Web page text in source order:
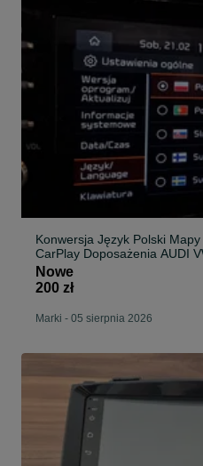
Konwersja Język Polski
CarPlay Doposażenia AUDI
JEEP MASERATI
Nowe
200 zł
Marki - 05 sierpnia 2026